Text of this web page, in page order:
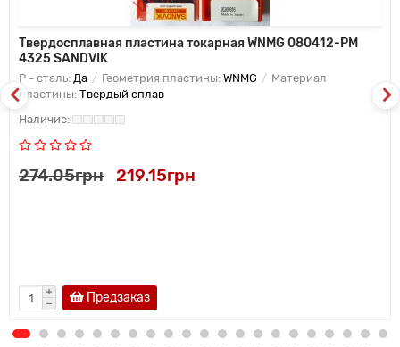
Твердосплавная пластина токарная WNMG 080412-PM
4325 SANDVIK
P - сталь: Да Геометрия пластины: WNMG
Материал
пластины: Твердый сплав
274.05грн 219.15грн
Предзаказ